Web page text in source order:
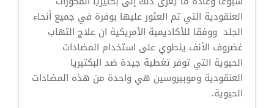
العنقودية التي تم العثور عليها بوفرة في جميع أنحاء
الجلد ووفقا للأكاديمية الأمريكية ان علاج التهاب
غضروف الأنف ينطوي على استخدام المضادات
الحيوية التي توفر تغطية جيدة ضد البكتيريا
العنقودية وموبيروسين هي واحدة من هذه المضادات
الحيوية.